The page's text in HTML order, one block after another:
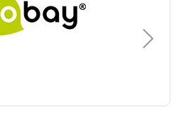
Câble